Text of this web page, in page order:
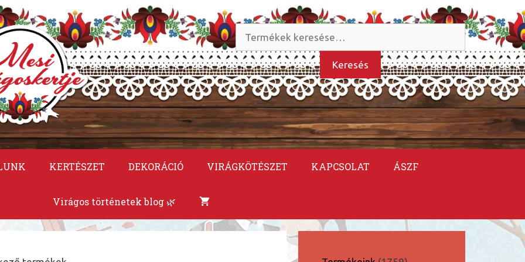
Keresés
a
következőre:
Keresés
KERTÉSZET DEKORÁCIÓ VIRÁGKÖTÉSZET KAPCSOLAT ÁSZF
Virágos történetek blog 🌿